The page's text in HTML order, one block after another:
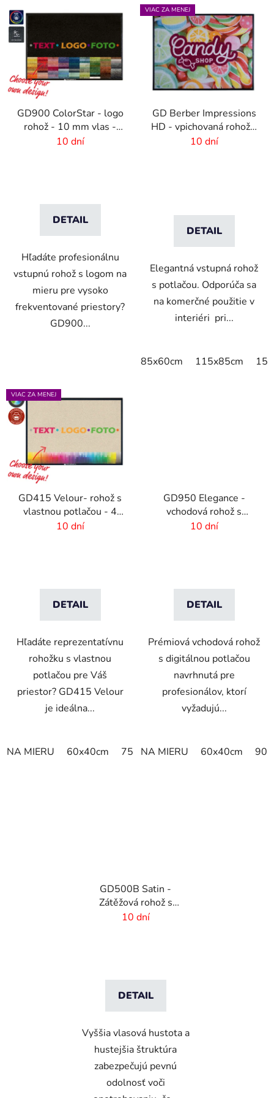
GD900 ColorStar - logo
rohož - 10 mm vlas -
rozmer na mieru
10 dní
DETAIL
Hľadáte profesionálnu
vstupnú rohož s logom na
mieru pre vysoko
frekventované priestory?
GD900...
VIAC ZA MENEJ
GD Berber Impressions
HD - vpichovaná rohož s
logom
10 dní
DETAIL
Elegantná vstupná rohož
s potlačou. Odporúča sa
na komerčné použitie v
interiéri pri...
85x60cm 115x85cm
VIAC ZA MENEJ
GD415 Velour- rohož s
vlastnou potlačou - 4
mm vlas
10 dní
DETAIL
Hľadáte reprezentatívnu
rohožku s vlastnou
potlačou pre Váš
priestor? GD415 Velour
je ideálna...
NA MIERU 60x40cm 75x50cm 75x60cm 85x60cm
GD950 Elegance -
vchodová rohož s
digitálnou potlačou - 6
10 dní
DETAIL
Prémiová vchodová rohož
s digitálnou potlačou
navrhnutá pre
profesionálov, ktorí
vyžadujú...
NA MIERU 60x40cm
GD500B Satin -
Zátěžová rohož s
digitálnou potlačou a
10 dní
DETAIL
Vyššia vlasová hustota a
hustejšia štruktúra
zabezpečujú pevnú
odolnosť voči